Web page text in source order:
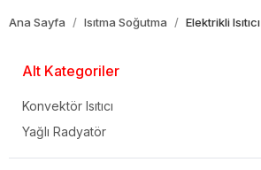
Ana Sayfa Isıtma Soğutma Elektrikli Isıtıcı
Alt Kategoriler
Konvektör Isıtıcı
Yağlı Radyatör